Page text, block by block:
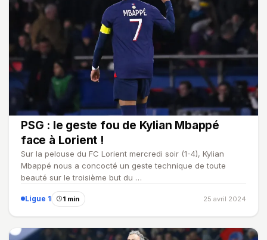
PSG : le geste fou de Kylian Mbappé
face à Lorient !
Sur la pelouse du FC Lorient mercredi soir (1-4), Kylian
Mbappé nous a concocté un geste technique de toute
beauté sur le troisième but du …
Ligue 1 1 min 25 avril 2024